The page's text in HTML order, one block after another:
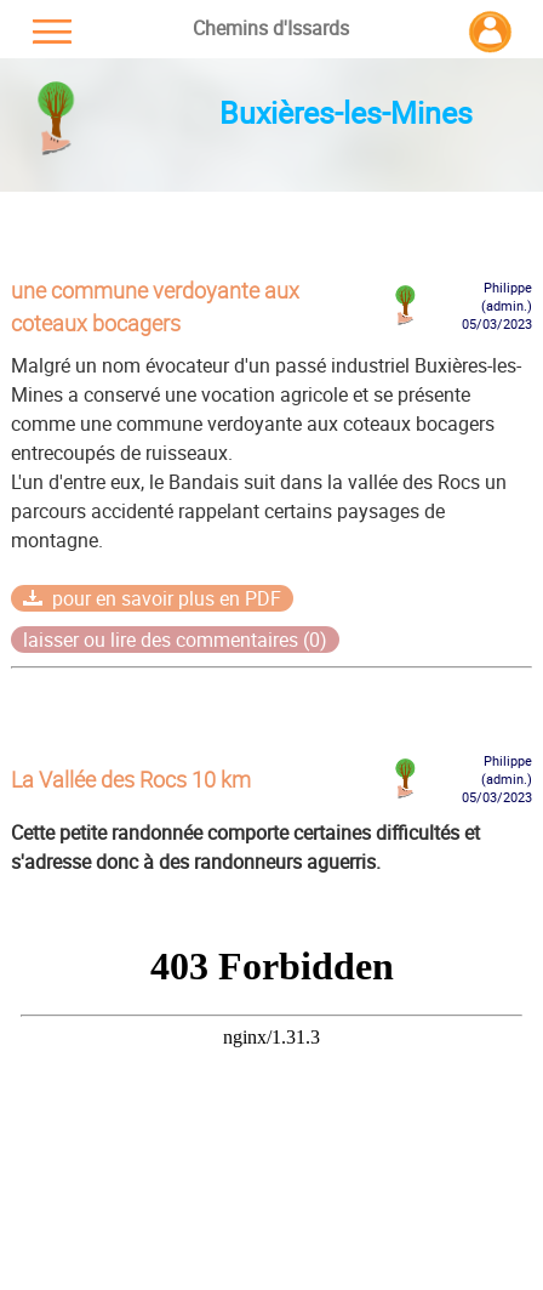
Chemins d'Issards
Buxières-les-Mines
une commune verdoyante aux
coteaux bocagers
Philippe
(admin.)
05/03/2023
Malgré un nom évocateur d'un passé industriel Buxières-les-
Mines a conservé une vocation agricole et se présente
comme une commune verdoyante aux coteaux bocagers
entrecoupés de ruisseaux.
L'un d'entre eux, le Bandais suit dans la vallée des Rocs un
parcours accidenté rappelant certains paysages de
montagne.
pour en savoir plus en PDF
laisser ou lire des commentaires (0)
La Vallée des Rocs 10 km
Philippe
(admin.)
05/03/2023
Cette petite randonnée comporte certaines difficultés et
s'adresse donc à des randonneurs aguerris.